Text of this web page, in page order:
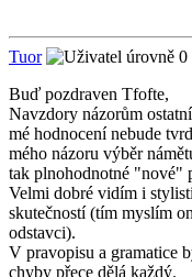
Tuor
Buď pozdraven Tfofte,
Navzdory názorům
mé hodnocení nebude
mého názoru výběr
tak plnohodnotné "nové"
Velmi dobré vidím i
skutečností (tím myslím
odstavci).
V pravopisu a gramatice
chyby přece dělá každý.